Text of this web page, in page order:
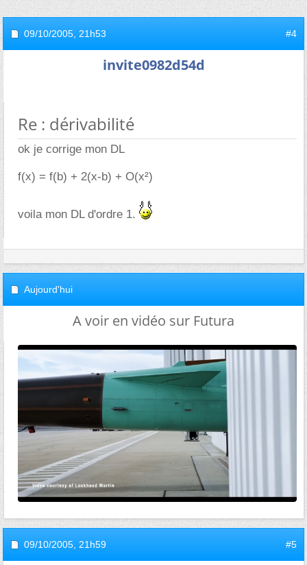
09/10/2005, 21h53 #4
invite0982d54d
Re : dérivabilité
ok je corrige mon DL
f(x) = f(b) + 2(x-b) + O(x²)
voila mon DL d'ordre 1.
Aujourd'hui
A voir en vidéo sur Futura
09/10/2005, 21h59 #5